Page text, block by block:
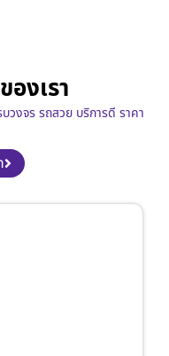
องเรา
วงจร รถสวย บริการดี ราคา